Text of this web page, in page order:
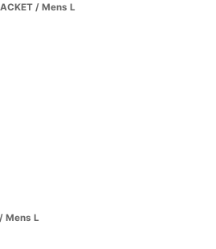
/ Mens L
Mens L